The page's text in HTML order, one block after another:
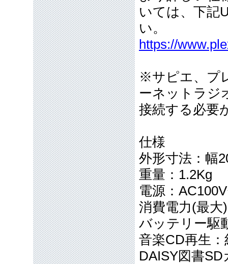
いては、下記
い。
https://
※サピエ、プ
ーネットラジ
接続する必要
仕様
外形寸法：幅
重量：1.2Kg
電源：
消費電力(最大
バッテリー駆
音楽CD再生：
DAISY図書